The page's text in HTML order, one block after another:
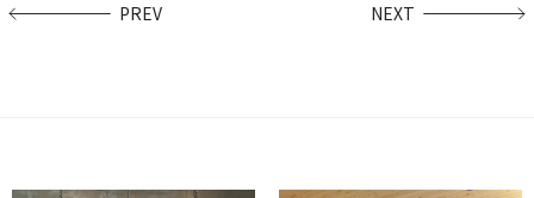
PREV NEXT